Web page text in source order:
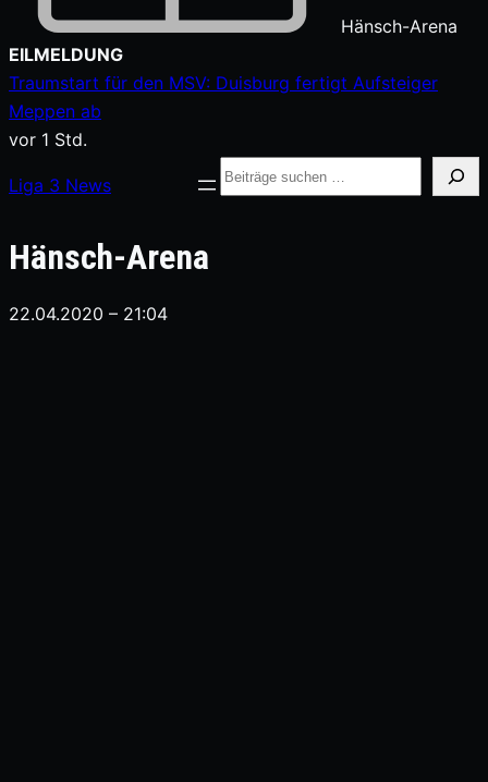
Hänsch-Arena
Zum
Inhalt
springen
EILMELDUNG
Traumstart für den MSV: Duisburg fertigt Aufsteiger
Meppen ab
vor 1 Std.
Liga 3 News
Suche
Hänsch-Arena
22.04.2020 – 21:04